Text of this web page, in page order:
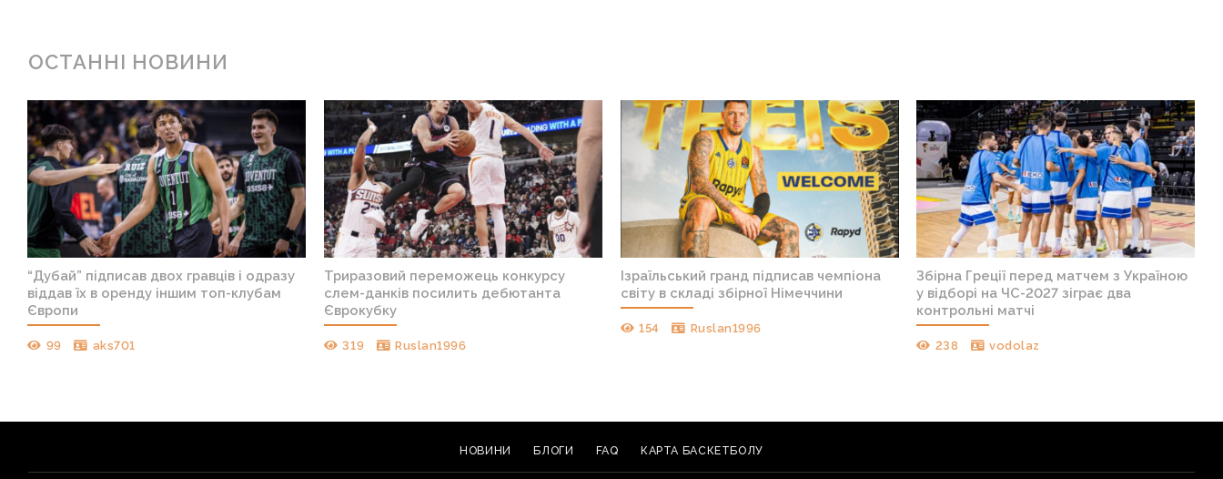
ОСТАННІ НОВИНИ
“Дубай” підписав двох гравців і одразу
віддав їх в оренду іншим топ-клубам
Європи
99 aks701
Триразовий переможець конкурсу
слем-данків посилить дебютанта
Єврокубку
319 Ruslan1996
Ізраїльський гранд підписав чемпіона
світу в складі збірної Німеччини
154 Ruslan1996
Збірна Греції перед матчем з Україною
у відборі на ЧС-2027 зіграє два
контрольні матчі
238 vodolaz
НОВИНИ БЛОГИ FAQ КАРТА БАСКЕТБОЛУ